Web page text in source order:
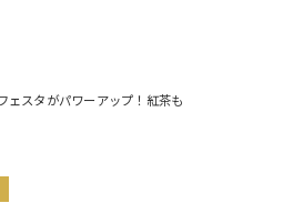
ェスタがパワーアップ！紅茶も